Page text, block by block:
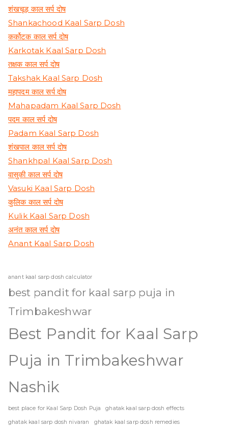
शंखचूड़ काल सर्प दोष
Shankachood Kaal Sarp Dosh
कर्कोटक काल सर्प दोष
Karkotak Kaal Sarp Dosh
तक्षक काल सर्प दोष
Takshak Kaal Sarp Dosh
महापदम काल सर्प दोष
Mahapadam Kaal Sarp Dosh
पदम काल सर्प दोष
Padam Kaal Sarp Dosh
शंखपाल काल सर्प दोष
Shankhpal Kaal Sarp Dosh
वासुकी काल सर्प दोष
Vasuki Kaal Sarp Dosh
कुलिक काल सर्प दोष
Kulik Kaal Sarp Dosh
अनंत काल सर्प दोष
Anant Kaal Sarp Dosh
anant kaal sarp dosh calculator
best pandit for kaal sarp puja in
Trimbakeshwar
Best Pandit for Kaal Sarp
Puja in Trimbakeshwar
Nashik
best place for Kaal Sarp Dosh Puja ghatak kaal sarp dosh effects
ghatak kaal sarp dosh nivaran ghatak kaal sarp dosh remedies